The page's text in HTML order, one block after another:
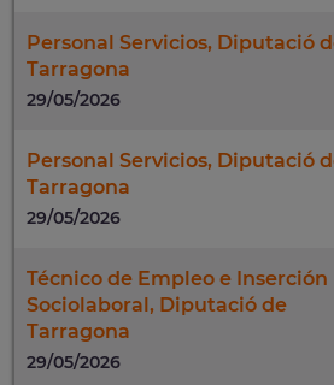
Personal Servicios, Diputació
Tarragona
29/05/2026
Personal Servicios, Diputació
Tarragona
29/05/2026
Técnico de Empleo e Inserción
Sociolaboral, Diputació de
Tarragona
29/05/2026